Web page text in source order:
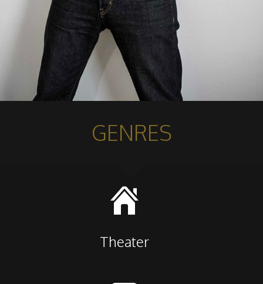
GENRES

Theater